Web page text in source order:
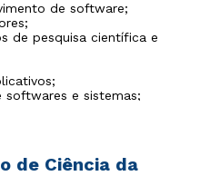
de software;
de pesquisa científica e
softwares e sistemas;
de banco de dados;
de Ciência da